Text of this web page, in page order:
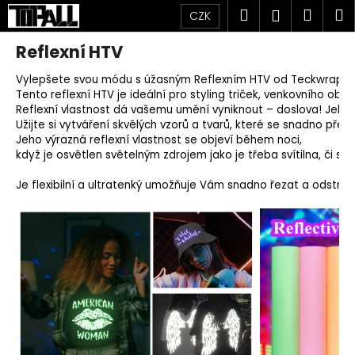
Přejít
obsah
CZK Hledat
Reflexní HTV
Vylepšete svou módu s úžasným Reflexním HTV od Teckwrap
Tento reflexní HTV je ideální pro styling triček, venkovního
Reflexní vlastnost dá vašemu umění vyniknout – doslova!
Užijte si vytváření skvělých vzorů a tvarů, které se snadno
Jeho výrazná reflexní vlastnost se objeví během noci,
když je osvětlen světelným zdrojem jako je třeba svítilna, či
Je flexibilní a ultratenký umožňuje Vám snadno řezat a
K
o
C
o
p
o
ř
e
j
e
t
e